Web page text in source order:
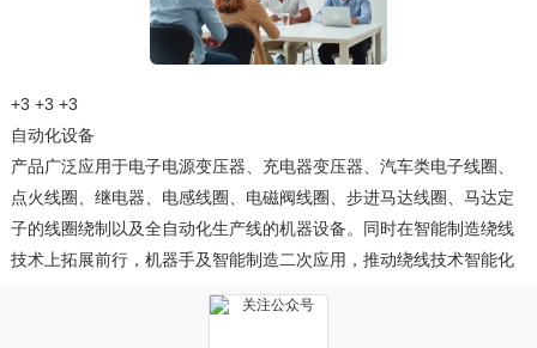
+3 +3 +3
自动化设备
产品广泛应用于电子电源变压器、充电器变压器、汽车类电子线圈、
点火线圈、继电器、电感线圈、电磁阀线圈、步进马达线圈、马达定
子的线圈绕制以及全自动化生产线的机器设备。同时在智能制造绕线
技术上拓展前行，机器手及智能制造二次应用，推动绕线技术智能化